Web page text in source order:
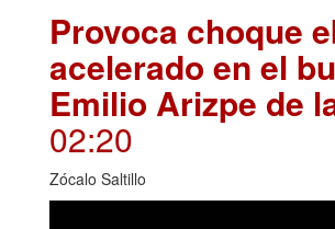
Provoca choque
acelerado en el
Emilio Arizpe de
02:20
Zócalo Saltillo